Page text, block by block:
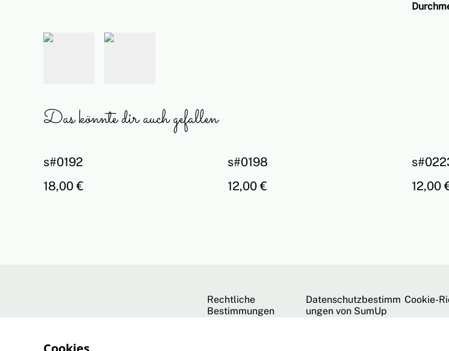
Das könnte dir auch gefallen
s#0192
18,00 €
s#0198
12,00 €
12,00
Rechtliche
Bestimmungen
Datenschutzbestimm
ungen von SumUp
Cookie-